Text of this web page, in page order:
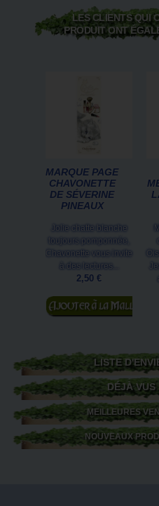
LES CLIENTS QUI
PRODUIT ONT
MARQUE PAGE
CHAVONETTE
DE SÉVERINE
PINEAUX
Jolie chatte blanche
toujours pomponnée,
Chavonette vous invite
à des lectures...
2,50 €
Ajouter au
panier
LISTE
DÉJÀ VUS
MEILLEURES
NOUVEAUX